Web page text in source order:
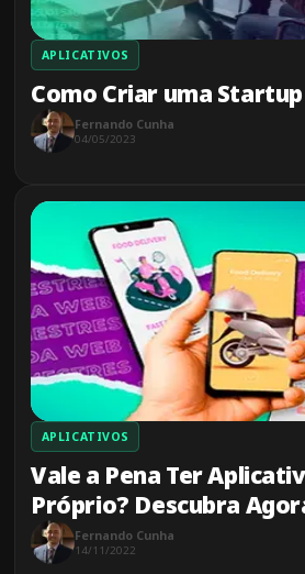
APLICATIVOS
Como Criar uma Startup
Fernando Cunha
04/05/2023
APLICATIVOS
Vale a Pena Ter
Próprio? Descubra
Fernando Cunha
14/11/2022